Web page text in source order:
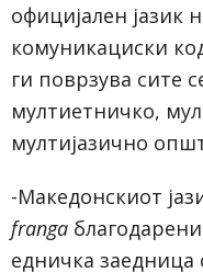
официјален јазик
комуникациски
ги поврзува сите
мултиетничко,
мултијазично
-Македонскиот
franga
едничка заедница